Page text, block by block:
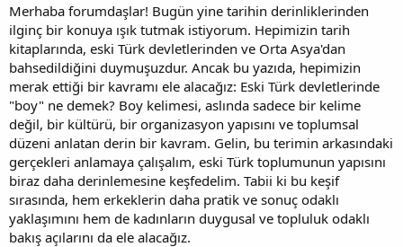
a
n
i
h
i
Merhaba forumdaşlar! Bugün yine tarihin derinliklerinden
ilginç bir konuya ışık tutmak istiyorum. Hepimizin tarih
kitaplarında, eski Türk devletlerinden ve Orta Asya'dan
bahsedildiğini duymuşuzdur. Ancak bu yazıda, hepimizin
merak ettiği bir kavramı ele alacağız: Eski Türk devletlerinde
"boy" ne demek? Boy kelimesi, aslında sadece bir kelime
değil, bir kültürü, bir organizasyon yapısını ve toplumsal
düzeni anlatan derin bir kavram. Gelin, bu terimin arkasındaki
gerçekleri anlamaya çalışalım, eski Türk toplumunun yapısını
biraz daha derinlemesine keşfedelim. Tabii ki bu keşif
sırasında, hem erkeklerin daha pratik ve sonuç odaklı
yaklaşımını hem de kadınların duygusal ve topluluk odaklı
bakış açılarını da ele alacağız.